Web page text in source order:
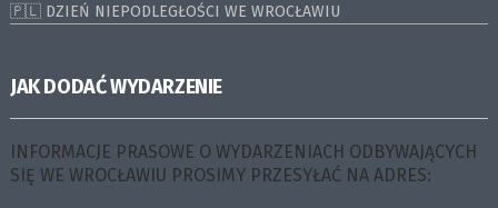
🇵🇱 DZIEŃ NIEPODLEGŁOŚCI WE WROCŁAWIU
JAK DODAĆ WYDARZENIE
INFORMACJE PRASOWE O WYDARZENIACH ODBYWAJĄCYCH
SIĘ WE WROCŁAWIU PROSIMY PRZESYŁAĆ NA ADRES: